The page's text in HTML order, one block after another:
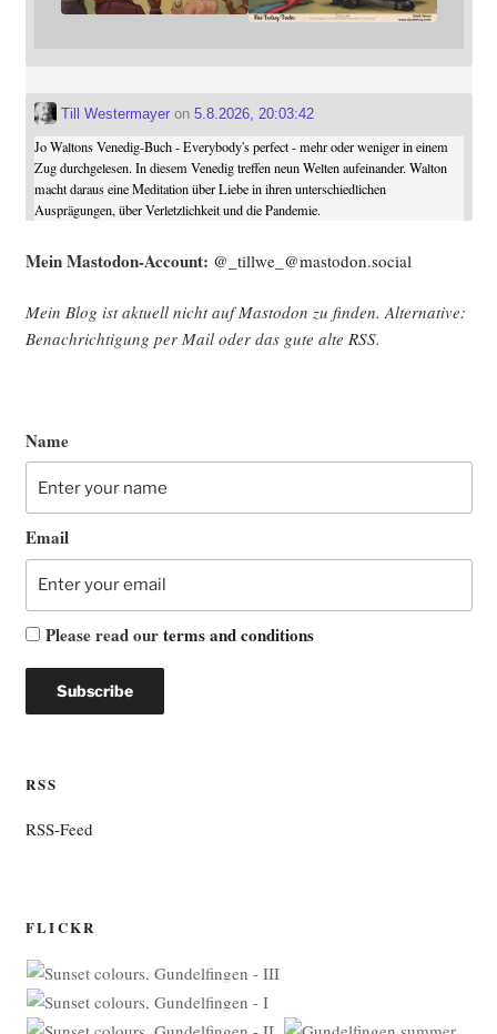
Till Westermayeron 5.8.2026, 20:03:42
Jo Waltons Venedig-Buch - Everybody's perfect - mehr oder weniger in einem
Zug durchgelesen. In diesem Venedig treffen neun Welten aufeinander. Walton
macht daraus eine Meditation über Liebe in ihren unterschiedlichen
Ausprägungen, über Verletzlichkeit und die Pandemie.
Mein Mast­o­don-Account: @_tillwe_@mastodon.social
Mein Blog ist aktu­ell nicht auf Mast­o­don zu fin­den. Alter­na­ti­ve:
Benach­rich­ti­gung per Mail oder das gute alte RSS.
Name
Email
Please read ourterms and conditions
RSS
RSS-Feed
FLICKR